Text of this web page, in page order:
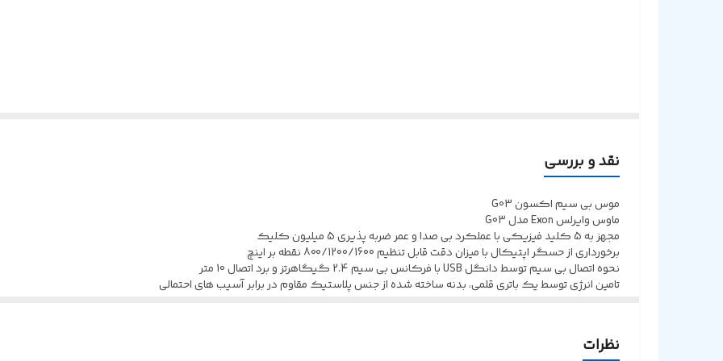
نقد و بررسی
موس بی سیم اکسون G03
ماوس وایرلس Exon مدل G03
مجهز به 5 کلید فیزیکی با عملکرد بی صدا و عمر ضربه پذیری 5 میلیون کلیک
برخورداری از حسگر اپتیکال با میزان دقت قابل تنظیم 800/1200/1600 نقطه بر اینچ
نحوه اتصال بی سیم توسط دانگل USB با فرکانس بی سیم 2.4 گیگاهرتز و برد اتصال 10 متر
تامین انرژی توسط یک باتری قلمی، بدنه ساخته شده از جنس پلاستیک مقاوم در برابر آسیب های احتمالی
نظرات